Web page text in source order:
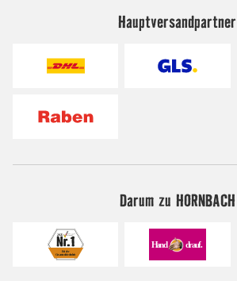
Hauptversandpartner
Darum zu HORNBACH